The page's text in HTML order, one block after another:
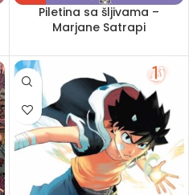
Piletina sa šljivama –
Marjane Satrapi